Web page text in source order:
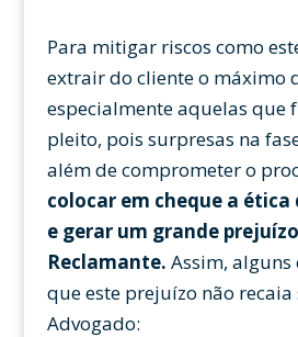
Para mitigar riscos como
extrair do cliente o máximo
especialmente aquelas que
pleito, pois surpresas na
além de comprometer o
colocar em cheque a
e gerar um grande
Reclamante. Assim,
que este prejuízo não recaia
Advogado: